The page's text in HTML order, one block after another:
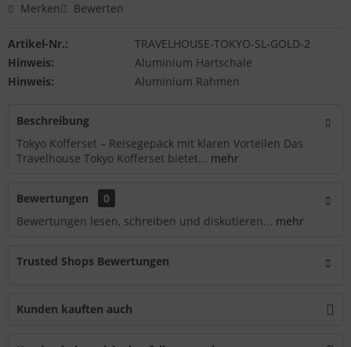
Merken Bewerten
Artikel-Nr.:
TRAVELHOUSE-TOKYO-SL-GOLD-2
Hinweis:
Aluminium Hartschale
Hinweis:
Aluminium Rahmen
Beschreibung
Tokyo Kofferset – Reisegepäck mit klaren Vorteilen Das
Travelhouse Tokyo Kofferset bietet... mehr
Bewertungen
0
Bewertungen lesen, schreiben und diskutieren... mehr
Trusted Shops Bewertungen
Kunden kauften auch